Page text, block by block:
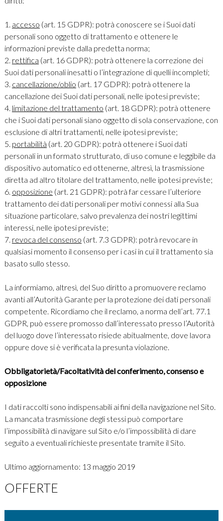
1. accesso (art. 15 GDPR): potrà conoscere se i Suoi dati
personali sono oggetto di trattamento e ottenere le
informazioni previste dalla predetta norma;
2. rettifica (art. 16 GDPR): potrà ottenere la correzione dei
Suoi dati personali inesatti o l’integrazione di quelli incompleti;
3. cancellazione/oblio (art. 17 GDPR): potrà ottenere la
cancellazione dei Suoi dati personali, nelle ipotesi previste;
4. limitazione del trattamento (art. 18 GDPR): potrà ottenere
che i Suoi dati personali siano oggetto di sola conservazione, con
esclusione di altri trattamenti, nelle ipotesi previste;
5. portabilità (art. 20 GDPR): potrà ottenere i Suoi dati
personali in un formato strutturato, di uso comune e leggibile da
dispositivo automatico ed ottenerne, altresì, la trasmissione
diretta ad altro titolare del trattamento, nelle ipotesi previste;
6. opposizione (art. 21 GDPR): potrà far cessare l’ulteriore
trattamento dei dati personali per motivi connessi alla Sua
situazione particolare, salvo prevalenza dei nostri legittimi
interessi, nelle ipotesi previste;
7. revoca del consenso (art. 7.3 GDPR): potrà revocare in
qualsiasi momento il consenso per i casi in cui il trattamento sia
basato sullo stesso.
La informiamo, altresì, del Suo diritto a promuovere reclamo
avanti all’Autorità Garante per la protezione dei dati personali
competente. Ricordiamo che il reclamo, a norma dell’art. 77.1
GDPR, può essere promosso dall’interessato presso l’Autorità
del luogo dove l’interessato risiede abitualmente, dove lavora
oppure dove si è verificata la presunta violazione.
Obbligatorietà/Facoltatività del conferimento, consenso e
opposizione
I dati raccolti sono indispensabili ai fini della navigazione nel Sito.
La mancata trasmissione degli stessi può comportare
l’impossibilità di navigare sul Sito e/o l’impossibilità di dare
seguito a eventuali richieste presentate tramite il Sito.
Ultimo aggiornamento: 13 maggio 2019
OFFERTE